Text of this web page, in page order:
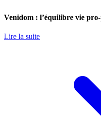
Venidom : l’équilibre vie
Lire la suite